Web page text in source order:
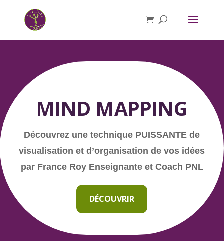
MIND MAPPING
Découvrez une technique PUISSANTE de
visualisation et d’organisation de vos idées
par France Roy Enseignante et Coach PNL
DÉCOUVRIR